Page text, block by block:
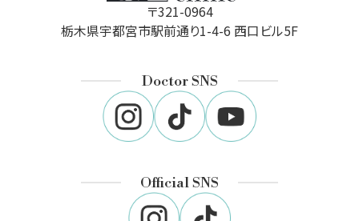
〒321-0964
栃木県宇都宮市駅前通り1-4-6 西口ビル5F
Doctor SNS
Official SNS